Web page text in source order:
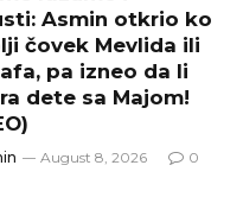
Asmin otkrio ko
čovek Mevlida ili
pa izneo da li
dete sa Majom!
August 8, 2026 0